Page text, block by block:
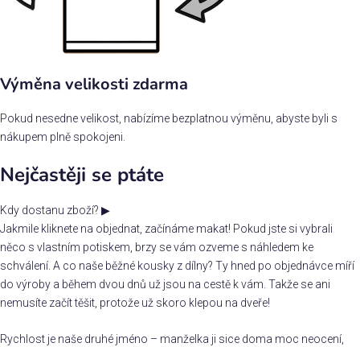
Výměna velikosti zdarma
Pokud nesedne velikost, nabízíme bezplatnou výměnu, abyste byli s
nákupem plně spokojeni.
Nejčastěji se ptáte
Kdy dostanu zboží? ▶
Jakmile kliknete na objednat, začínáme makat! Pokud jste si vybrali
něco s vlastním potiskem, brzy se vám ozveme s náhledem ke
schválení. A co naše běžné kousky z dílny? Ty hned po objednávce míří
do výroby a během dvou dnů už jsou na cestě k vám. Takže se ani
nemusíte začít těšit, protože už skoro klepou na dveře!
Rychlost je naše druhé jméno – manželka ji sice doma moc neocení,